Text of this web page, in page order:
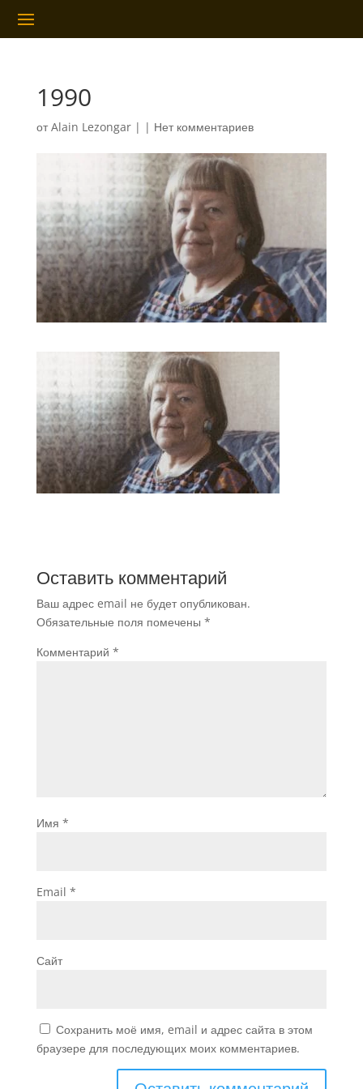
1990
отAlain Lezongar| | Нет комментариев
Оставить комментарий
Ваш адрес email не будет опубликован.
Обязательные поля помечены *
Комментарий *
Имя *
Email *
Сайт
Сохранить моё имя, email и адрес сайта в этом
браузере для последующих моих комментариев.